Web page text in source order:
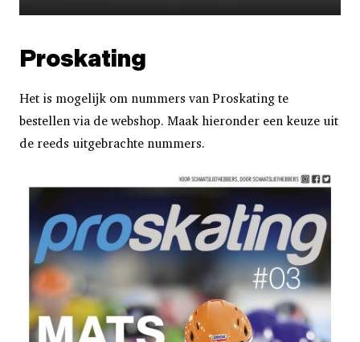
Proskating
Het is mogelijk om nummers van Proskating te
bestellen via de webshop. Maak hieronder een keuze uit
de reeds uitgebrachte nummers.